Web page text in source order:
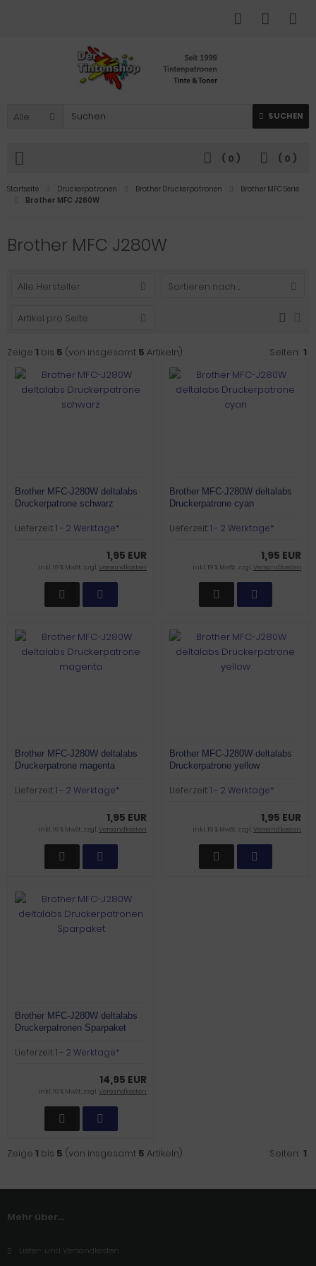
Alle SUCHEN
( 0 )
( 0 )
Startseite Druckerpatronen Brother Druckerpatronen
Brother MFC Serie
Brother MFC J280W
Brother MFC J280W
Alle Hersteller Sortieren nach ...
Artikel pro Seite
Zeige 1 bis 5 (von insgesamt 5 Artikeln) Seiten: 1
Brother MFC-J280W deltalabs
Druckerpatrone schwarz
Lieferzeit:1 - 2 Werktage*
1,95 EUR
inkl. 19 % MwSt. zzgl.Versandkosten
Brother MFC-J280W deltalabs
Druckerpatrone cyan
Lieferzeit:1 - 2 Werktage*
1,95 EUR
inkl. 19 % MwSt. zzgl.Versandkosten
Brother MFC-J280W deltalabs
Druckerpatrone magenta
Lieferzeit:1 - 2 Werktage*
1,95 EUR
inkl. 19 % MwSt. zzgl.Versandkosten
Brother MFC-J280W deltalabs
Druckerpatrone yellow
Lieferzeit:1 - 2 Werktage*
1,95 EUR
inkl. 19 % MwSt. zzgl.Versandkosten
Brother MFC-J280W deltalabs
Druckerpatronen Sparpaket
Lieferzeit:1 - 2 Werktage*
14,95 EUR
inkl. 19 % MwSt. zzgl.Versandkosten
Zeige 1 bis 5 (von insgesamt 5 Artikeln) Seiten: 1
Mehr über...
Liefer- und Versandkosten